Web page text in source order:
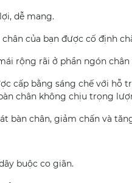
dễ mang.
của bạn được cố định
rộng rãi ở phần ngón chân
cấp bằng sáng chế với hỗ
chân không chịu trọng
bàn chân, giảm chấn và
buộc co giãn.